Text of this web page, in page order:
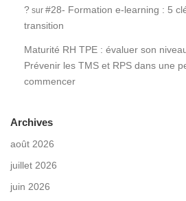
? sur #28- Formation e-learning : 5
transition
Maturité RH TPE : évaluer son
Prévenir les TMS et RPS dans une
commencer
Archives
août 2026
juillet 2026
juin 2026